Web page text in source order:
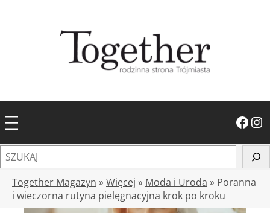
Facebook Instagram
z
Together Magazyn »Więcej » Moda i Uroda » Poranna
i wieczorna rutyna pielęgnacyjna krok po kroku